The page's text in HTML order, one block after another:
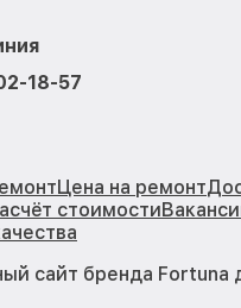
18-57
Цена на ремонт
стоимости
сайт бренда Fortuna